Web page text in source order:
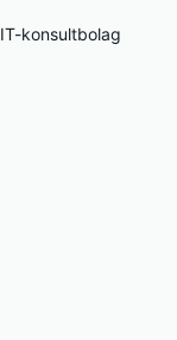
IT-konsultbolag